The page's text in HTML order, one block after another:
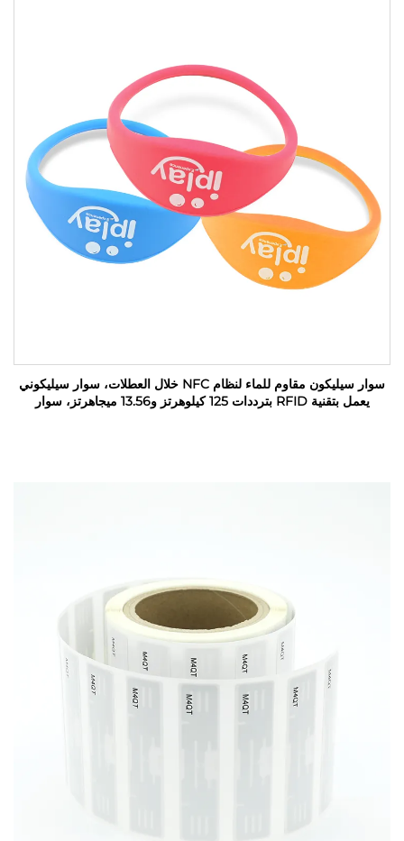
سوار سيليكون مقاوم للماء لنظام NFC خلال العطلات، سوار سيليكوني
يعمل بتقنية RFID بترددات 125 كيلوهرتز و13.56 ميجاهرتز، سوار